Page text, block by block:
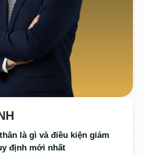
là gì và điều kiện giảm
định mới nhất